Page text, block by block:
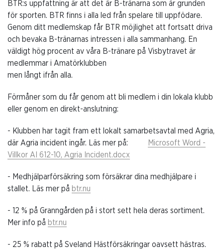
BTR:s uppfattning är att det är B-tränarna som är grunden
för sporten. BTR finns i alla led från spelare till uppfödare.
Genom ditt medlemskap får BTR möjlighet att fortsatt driva
och bevaka B-tränarnas intressen i alla sammanhang. En
väldigt hög procent av våra B-tränare på Visbytravet är
medlemmar i Amatörklubben
men långt ifrån alla.
Förmåner som du får genom att bli medlem i din lokala klubb
eller genom en direkt-anslutning:
- Klubben har tagit fram ett lokalt samarbetsavtal med Agria,
där Agria incident ingår. Läs mer på:
Microsoft Word -
Villkor AI 612-10, Agria Incident.docx
- Medhjälparförsäkring som försäkrar dina medhjälpare i
stallet. Läs mer på btr.nu
- 12 % på Granngården på i stort sett hela deras sortiment.
Mer info på btr.nu
- 25 % rabatt på Sveland Hästförsäkringar oavsett hästras.